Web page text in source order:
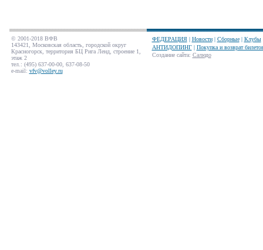
© 2001-2018 ВФВ
143421, Московская область, городской округ
Красногорск, территория БЦ Рига Ленд, строение 1,
этаж 2
тел.: (495) 637-00-00, 637-08-50
e-mail: vfv@volley.ru
ФЕДЕРАЦИЯ| Новости| Сборные| Клубы
АНТИДОПИНГ| Покупка и возврат
Создание сайта: Салюдо